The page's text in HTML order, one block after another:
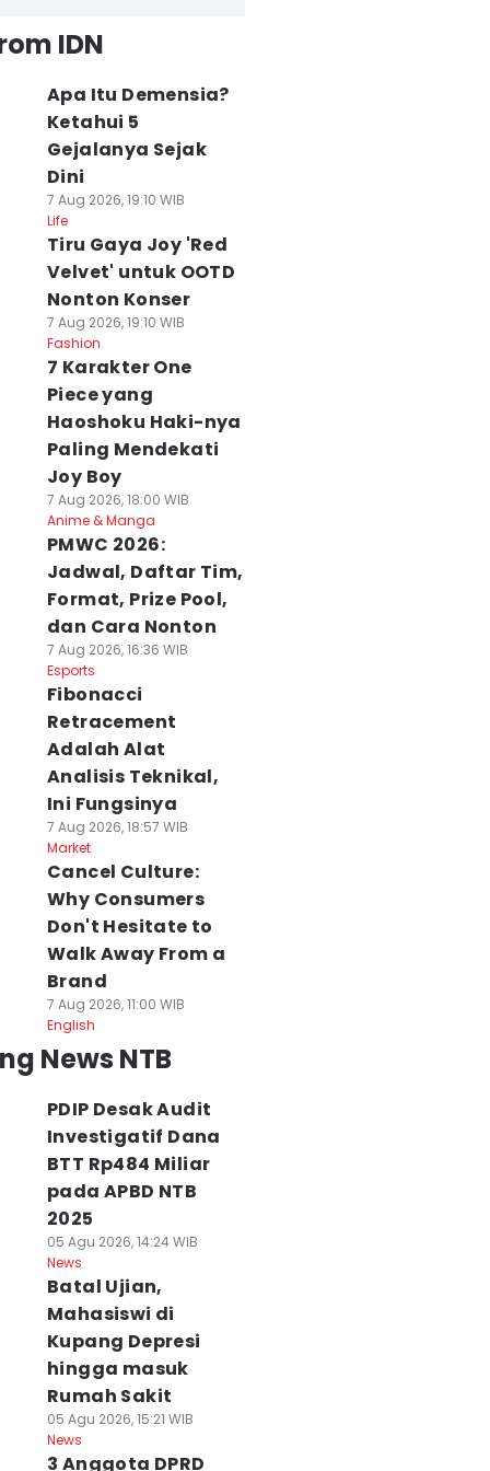
IDN
Apa Itu Demensia?
Ketahui 5
Gejalanya Sejak
Dini
7 Aug 2026, 19:10 WIB
Life
Tiru Gaya Joy 'Red
Velvet' untuk OOTD
Nonton Konser
7 Aug 2026, 19:10 WIB
Fashion
7 Karakter One
Piece yang
Haoshoku Haki-nya
Paling Mendekati
Joy Boy
7 Aug 2026, 18:00 WIB
Anime & Manga
PMWC 2026:
Jadwal, Daftar Tim,
Format, Prize Pool,
dan Cara Nonton
7 Aug 2026, 16:36 WIB
Esports
Fibonacci
Retracement
Adalah Alat
Analisis Teknikal,
Ini Fungsinya
7 Aug 2026, 18:57 WIB
Market
Cancel Culture:
Why Consumers
Don't Hesitate to
Walk Away From a
Brand
7 Aug 2026, 11:00 WIB
English
News NTB
PDIP Desak Audit
Investigatif Dana
BTT Rp484 Miliar
pada APBD NTB
2025
05 Agu 2026, 14:24 WIB
News
Batal Ujian,
Mahasiswi di
Kupang Depresi
hingga masuk
Rumah Sakit
05 Agu 2026, 15:21 WIB
News
3 Anggota DPRD